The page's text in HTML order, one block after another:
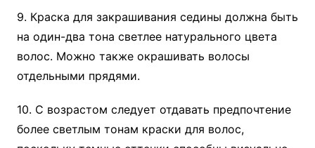
9. Краска для закрашивания седины должна быть
на один-два тона светлее натурального цвета
волос. Можно также окрашивать волосы
отдельными прядями.
10. С возрастом следует отдавать предпочтение
более светлым тонам краски для волос,